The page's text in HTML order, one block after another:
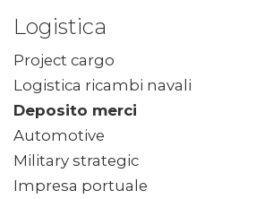
Logistica
Project cargo
Logistica ricambi navali
Deposito merci
Automotive
Military strategic
Impresa portuale